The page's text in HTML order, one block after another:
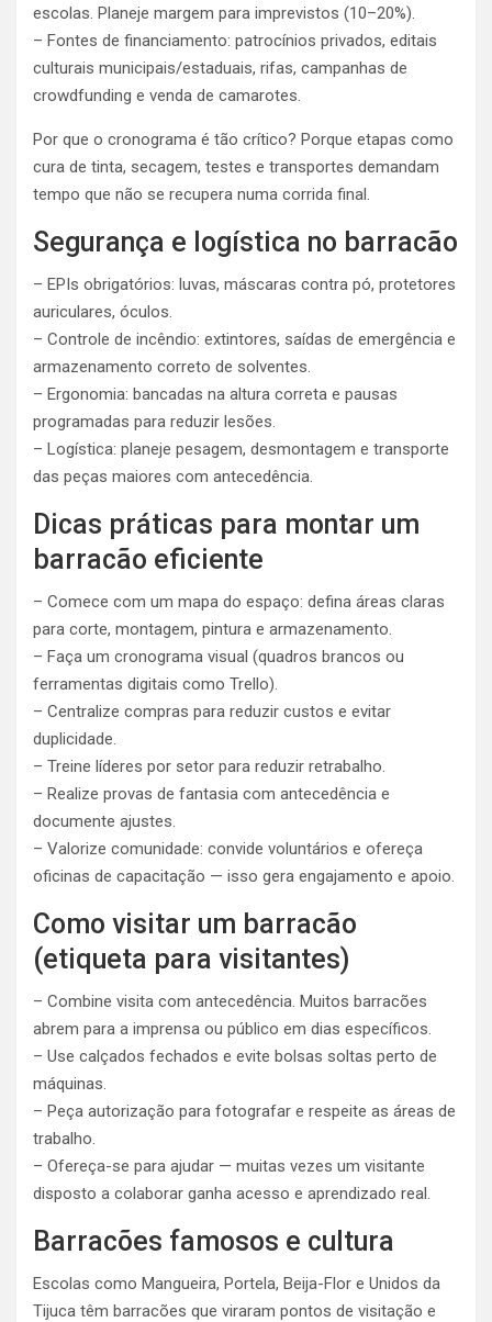
escolas. Planeje margem para imprevistos (10–20%).
– Fontes de financiamento: patrocínios privados, editais
culturais municipais/estaduais, rifas, campanhas de
crowdfunding e venda de camarotes.
Por que o cronograma é tão crítico? Porque etapas como
cura de tinta, secagem, testes e transportes demandam
tempo que não se recupera numa corrida final.
Segurança e logística no barracão
– EPIs obrigatórios: luvas, máscaras contra pó, protetores
auriculares, óculos.
– Controle de incêndio: extintores, saídas de emergência e
armazenamento correto de solventes.
– Ergonomia: bancadas na altura correta e pausas
programadas para reduzir lesões.
– Logística: planeje pesagem, desmontagem e transporte
das peças maiores com antecedência.
Dicas práticas para montar um
barracão eficiente
– Comece com um mapa do espaço: defina áreas claras
para corte, montagem, pintura e armazenamento.
– Faça um cronograma visual (quadros brancos ou
ferramentas digitais como Trello).
– Centralize compras para reduzir custos e evitar
duplicidade.
– Treine líderes por setor para reduzir retrabalho.
– Realize provas de fantasia com antecedência e
documente ajustes.
– Valorize comunidade: convide voluntários e ofereça
oficinas de capacitação — isso gera engajamento e apoio.
Como visitar um barracão
(etiqueta para visitantes)
– Combine visita com antecedência. Muitos barracões
abrem para a imprensa ou público em dias específicos.
– Use calçados fechados e evite bolsas soltas perto de
máquinas.
– Peça autorização para fotografar e respeite as áreas de
trabalho.
– Ofereça-se para ajudar — muitas vezes um visitante
disposto a colaborar ganha acesso e aprendizado real.
Barracões famosos e cultura
Escolas como Mangueira, Portela, Beija-Flor e Unidos da
Tijuca têm barracões que viraram pontos de visitação e